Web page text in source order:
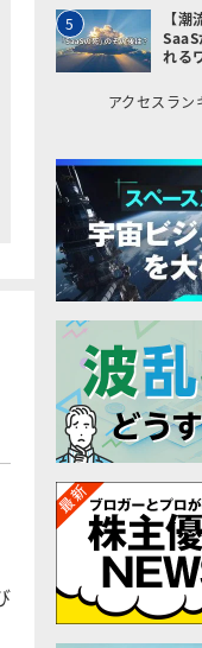
5
【
れる
アクセスラン